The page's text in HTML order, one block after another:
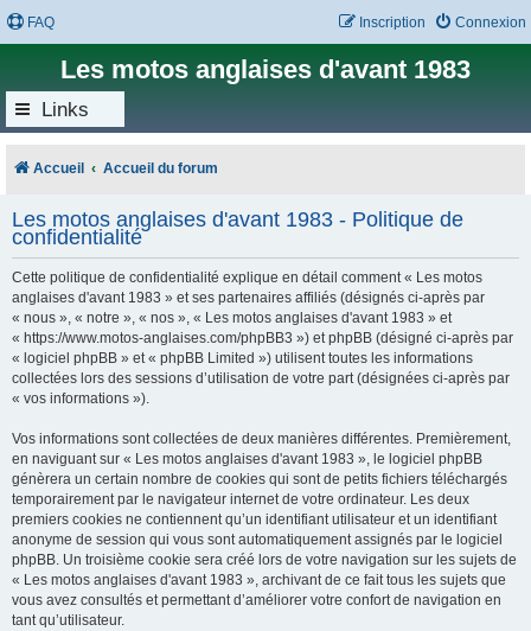
FAQ Connexion
Inscription
Les motos anglaises d'avant 1983
Links
Accueil Accueil du forum
Les motos anglaises d'avant 1983 - Politique de
confidentialité
Cette politique de confidentialité explique en détail comment « Les motos
anglaises d'avant 1983 » et ses partenaires affiliés (désignés ci-après par
« nous », « notre », « nos », « Les motos anglaises d'avant 1983 » et
« https://www.motos-anglaises.com/phpBB3 ») et phpBB (désigné ci-après par
« logiciel phpBB » et « phpBB Limited ») utilisent toutes les informations
collectées lors des sessions d’utilisation de votre part (désignées ci-après par
« vos informations »).
Vos informations sont collectées de deux manières différentes. Premièrement,
en naviguant sur « Les motos anglaises d'avant 1983 », le logiciel phpBB
génèrera un certain nombre de cookies qui sont de petits fichiers téléchargés
temporairement par le navigateur internet de votre ordinateur. Les deux
premiers cookies ne contiennent qu’un identifiant utilisateur et un identifiant
anonyme de session qui vous sont automatiquement assignés par le logiciel
phpBB. Un troisième cookie sera créé lors de votre navigation sur les sujets de
« Les motos anglaises d'avant 1983 », archivant de ce fait tous les sujets que
vous avez consultés et permettant d’améliorer votre confort de navigation en
tant qu’utilisateur.